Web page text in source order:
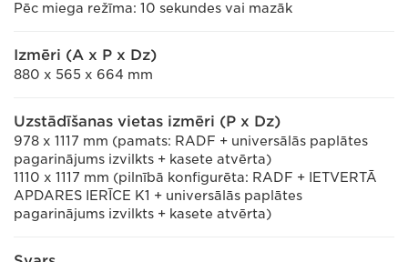
Pēc miega režīma: 10 sekundes vai mazāk
Izmēri (A x P x Dz)
880 x 565 x 664 mm
Uzstādīšanas vietas izmēri (P x Dz)
978 x 1117 mm (pamats: RADF + universālās paplātes
pagarinājums izvilkts + kasete atvērta)
1110 x 1117 mm (pilnībā konfigurēta: RADF + IETVERTĀ
APDARES IERĪCE K1 + universālās paplātes
pagarinājums izvilkts + kasete atvērta)